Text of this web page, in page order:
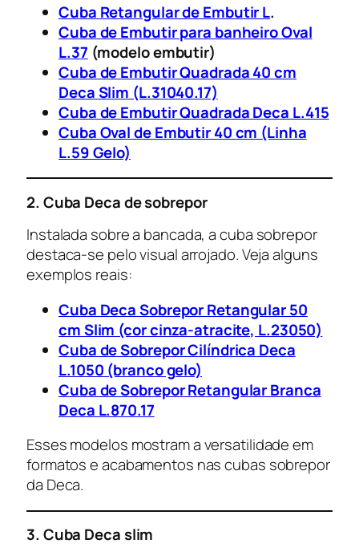
Cuba Retangular de Embutir L.
Cuba de Embutir para banheiro Oval
L.37 (modelo embutir)
Cuba de Embutir Quadrada 40 cm
Deca Slim (L.31040.17)
Cuba de Embutir Quadrada Deca L.415
Cuba Oval de Embutir 40 cm (Linha
L.59 Gelo)
2. Cuba Deca de sobrepor
Instalada sobre a bancada, a cuba sobrepor
destaca-se pelo visual arrojado. Veja alguns
exemplos reais:
Cuba Deca Sobrepor Retangular 50
cm Slim (cor cinza-atracite, L.23050)
Cuba de Sobrepor Cilíndrica Deca
L.1050 (branco gelo)
Cuba de Sobrepor Retangular Branca
Deca L.870.17
Esses modelos mostram a versatilidade em
formatos e acabamentos nas cubas sobrepor
da Deca.
3. Cuba Deca slim